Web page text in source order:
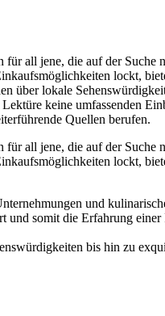
all jene, die auf der Suche
lockt,
über lokale
keine umfassenden
Quellen berufen.
all jene, die auf der Suche
lockt,
und
somit die Erfahrung
bis hin zu